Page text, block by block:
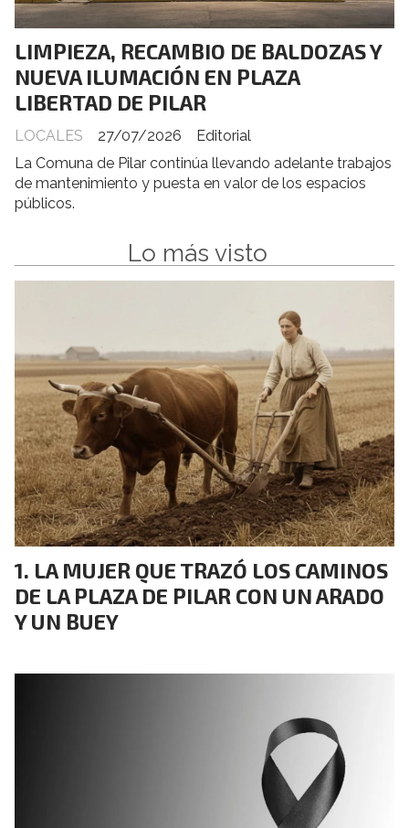
LIMPIEZA, RECAMBIO DE BALDOZAS Y
NUEVA ILUMACIÓN EN PLAZA
LIBERTAD DE PILAR
Editorial
LOCALES
27/07/2026
La Comuna de Pilar continúa llevando adelante trabajos
de mantenimiento y puesta en valor de los espacios
públicos.
Lo más visto
LA MUJER QUE TRAZÓ LOS CAMINOS
DE LA PLAZA DE PILAR CON UN ARADO
Y UN BUEY